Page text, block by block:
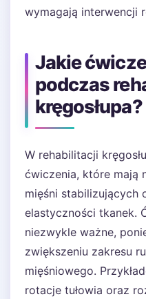
wymagają interwencji
Jakie
podczas
kręgosłupa?
W rehabilitacji
ćwiczenia, które mają
mięśni stabilizujących
elastyczności tkanek.
niezwykle ważne,
zwiększeniu zakresu
mięśniowego.
rotacje tułowia oraz